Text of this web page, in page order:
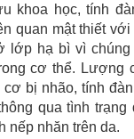
khoa học, tính
quan mật thiết
lớp hạ bì vì
cơ thể. Lượng
bị nhão, tính
qua tình trạng
nếp nhăn trên da.